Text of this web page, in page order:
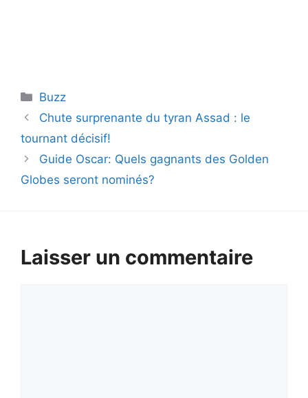
Catégories
Buzz
Chute surprenante du tyran Assad : le
tournant décisif!
Guide Oscar: Quels gagnants des Golden
Globes seront nominés?
Laisser un commentaire